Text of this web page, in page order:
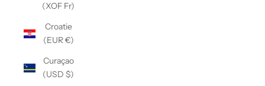
(XOF Fr)
Croatie
(EUR €)
Curaçao
(USD $)